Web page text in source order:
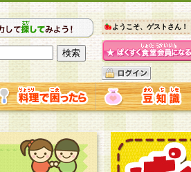
ようこそ、ゲストさん！